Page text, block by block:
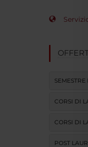
SEMESTRE
CORSI DI
CORSI DI
POST